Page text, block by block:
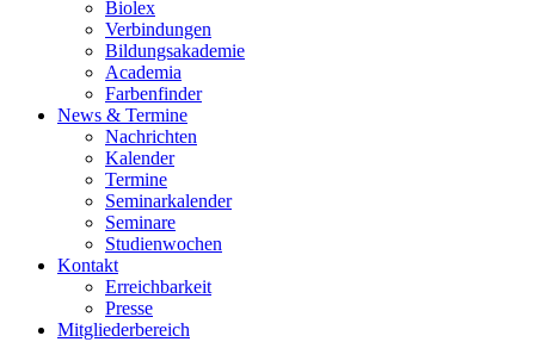
Biolex
Verbindungen
Bildungsakademie
Academia
Farbenfinder
News & Termine
Nachrichten
Kalender
Termine
Seminarkalender
Seminare
Studienwochen
Kontakt
Erreichbarkeit
Presse
Mitgliederbereich